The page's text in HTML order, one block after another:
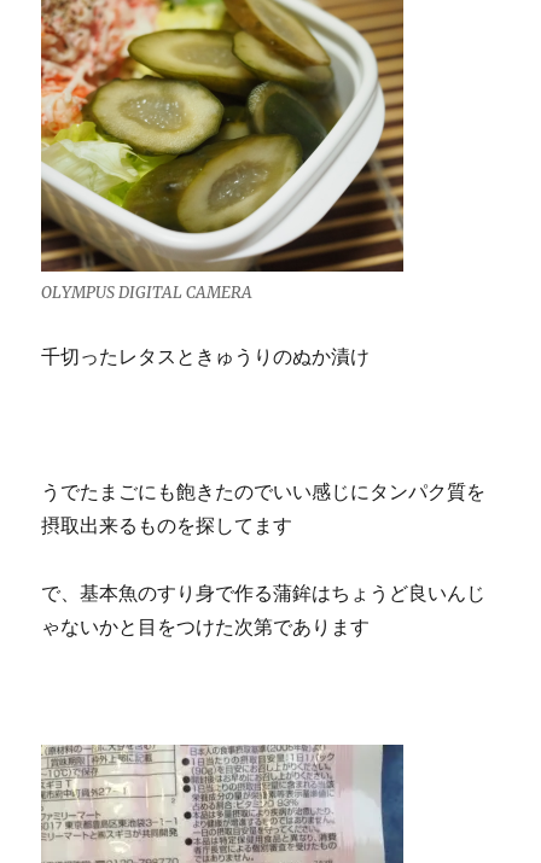
OLYMPUS DIGITAL CAMERA
千切ったレタスときゅうりのぬか漬け
うでたまごにも飽きたのでいい感じにタンパク質を
摂取出来るものを探してます
で、基本魚のすり身で作る蒲鉾はちょうど良いんじ
ゃないかと目をつけた次第であります